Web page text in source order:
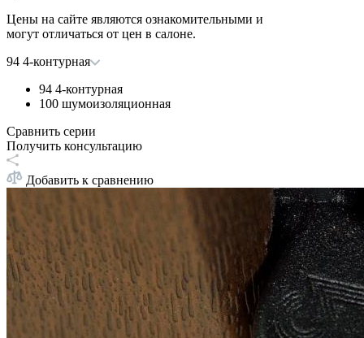
Цены на сайте являются ознакомительными и
могут отличаться от цен в салоне.
94 4-контурная
94 4-контурная
100 шумоизоляционная
Сравнить серии
Получить консультацию
Добавить к сравнению